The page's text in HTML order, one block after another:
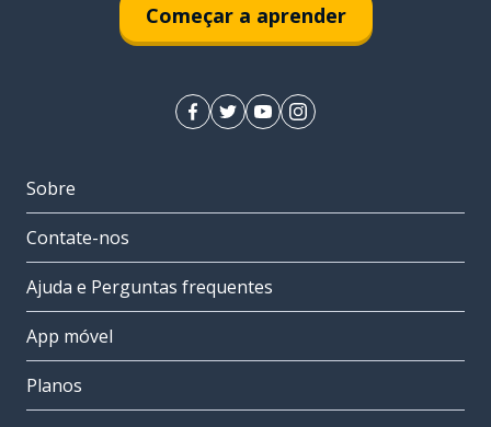
Começar a aprender
Sobre
Contate-nos
Ajuda e Perguntas frequentes
App móvel
Planos